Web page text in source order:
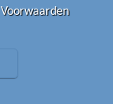
Voorwaarden